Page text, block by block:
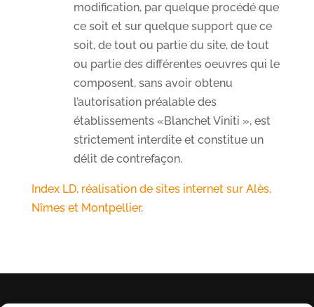
modification, par quelque procédé que
ce soit et sur quelque support que ce
soit, de tout ou partie du site, de tout
ou partie des différentes oeuvres qui le
composent, sans avoir obtenu
l’autorisation préalable des
établissements «Blanchet Viniti », est
strictement interdite et constitue un
délit de contrefaçon.
Index LD, réalisation de sites internet sur Alès,
Nîmes et Montpellier.